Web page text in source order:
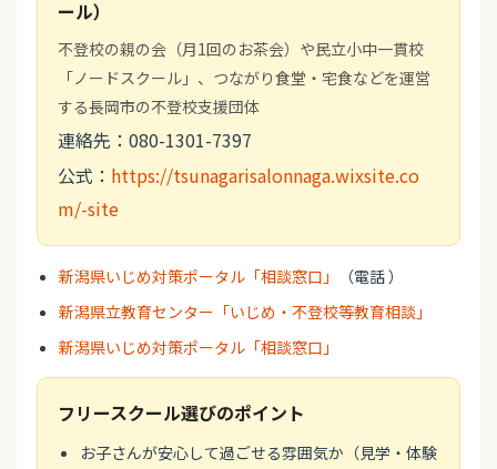
ール）
不登校の親の会（月1回のお茶会）や民立小中一貫校
「ノードスクール」、つながり食堂・宅食などを運営
する長岡市の不登校支援団体
連絡先：080-1301-7397
公式： https://tsunagarisalonnaga.wixsite.co
m/-site
新潟県いじめ対策ポータル「相談窓口」
（電話 ）
新潟県立教育センター「いじめ・不登校等教育相談」
新潟県いじめ対策ポータル「相談窓口」
フリースクール選びのポイント
お子さんが安心して過ごせる雰囲気か（見学・体験